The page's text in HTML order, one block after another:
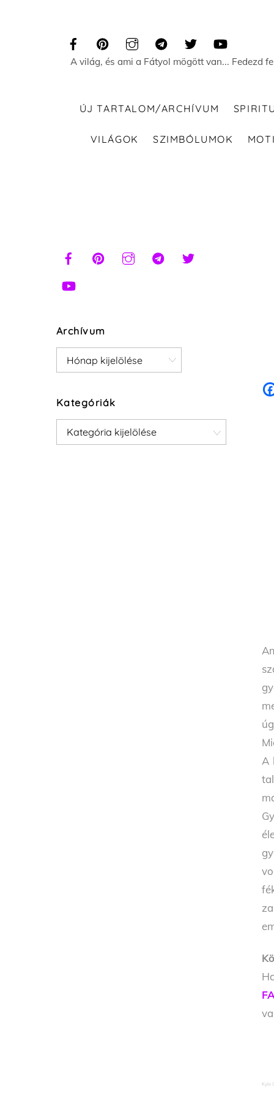
A világ, és ami a Fátyol mögött van... Fedezd
ÚJ TARTALOM/ARCHÍVUM
VILÁGOK SZIMBÓLUMOK
A
Kyle
Archívum
Archívum
Kategóriák
Kategóriák